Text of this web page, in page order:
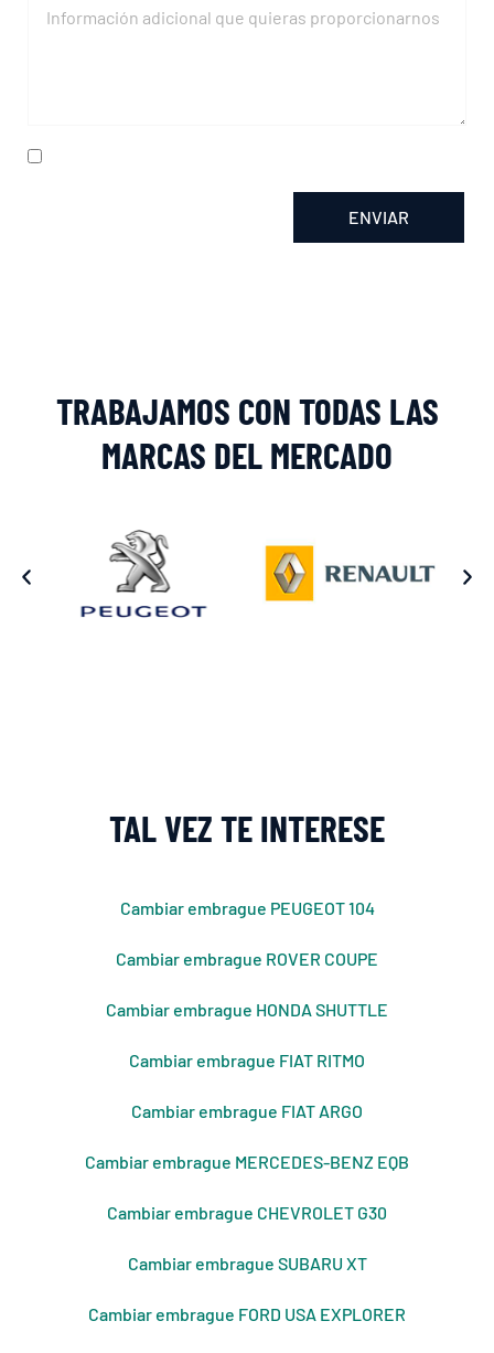
ENVIAR
TRABAJAMOS CON TODAS LAS
MARCAS DEL MERCADO
TAL VEZ TE INTERESE
Cambiar embrague PEUGEOT 104
Cambiar embrague ROVER COUPE
Cambiar embrague HONDA SHUTTLE
Cambiar embrague FIAT RITMO
Cambiar embrague FIAT ARGO
Cambiar embrague MERCEDES-BENZ EQB
Cambiar embrague CHEVROLET G30
Cambiar embrague SUBARU XT
Cambiar embrague FORD USA EXPLORER